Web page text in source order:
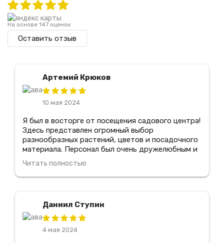
На основе 147 оценок
Оставить отзыв
Артемий Крюков
10 мая 2024
Я был в восторге от посещения садового центра!
Здесь представлен огромный выбор
разнообразных растений, цветов и посадочного
материала. Персонал был очень дружелюбным и
предоставил мне всю необходимую информацию
по уходу за растениями. Я также оценил
прекрасное качество продукции и отличные
вернусь сюда снова и рекомендую его всем
любителям садоводства.
Читать полностью
Даниил Ступин
4 мая 2024